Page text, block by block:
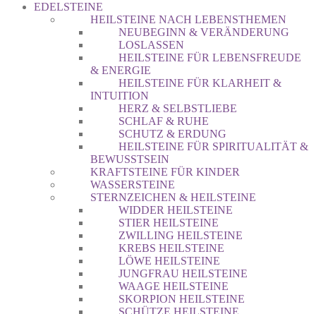
EDELSTEINE
HEILSTEINE NACH LEBENSTHEMEN
NEUBEGINN & VERÄNDERUNG
LOSLASSEN
HEILSTEINE FÜR LEBENSFREUDE
& ENERGIE
HEILSTEINE FÜR KLARHEIT &
INTUITION
HERZ & SELBSTLIEBE
SCHLAF & RUHE
SCHUTZ & ERDUNG
HEILSTEINE FÜR SPIRITUALITÄT &
BEWUSSTSEIN
KRAFTSTEINE FÜR KINDER
WASSERSTEINE
STERNZEICHEN & HEILSTEINE
WIDDER HEILSTEINE
STIER HEILSTEINE
ZWILLING HEILSTEINE
KREBS HEILSTEINE
LÖWE HEILSTEINE
JUNGFRAU HEILSTEINE
WAAGE HEILSTEINE
SKORPION HEILSTEINE
SCHÜTZE HEILSTEINE